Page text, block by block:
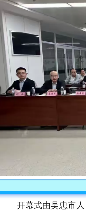
开幕式由吴忠市